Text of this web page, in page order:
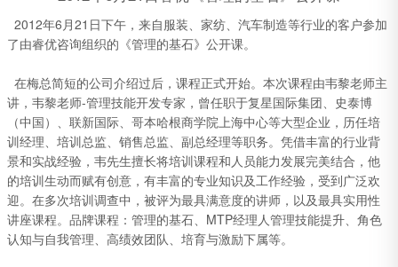
2012年6月21日下午，来自服装、家纺、汽车制造等行业的客户参加
了由睿优咨询组织的《管理的基石》公开课。
在梅总简短的公司介绍过后，课程正式开始。本次课程由韦黎老师主
讲，韦黎老师-管理技能开发专家，曾任职于复星国际集团、史泰博
（中国）、联新国际、哥本哈根商学院上海中心等大型企业，历任培
训经理、培训总监、销售总监、副总经理等职务。凭借丰富的行业背
景和实战经验，韦先生擅长将培训课程和人员能力发展完美结合，他
的培训生动而赋有创意，有丰富的专业知识及工作经验，受到广泛欢
迎。在多次培训调查中，被评为最具满意度的讲师，以及最具实用性
讲座课程。品牌课程：管理的基石、MTP经理人管理技能提升、角色
认知与自我管理、高绩效团队、培育与激励下属等。